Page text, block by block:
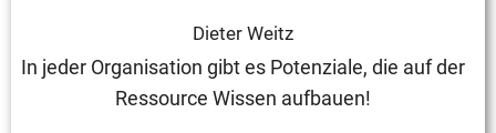
Dieter Weitz
In jeder Organisation gibt es Potenziale, die auf der
Ressource Wissen aufbauen!